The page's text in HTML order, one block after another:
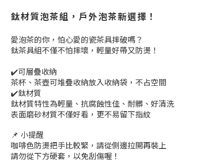
鈦材質泡茶組，戶外泡茶新選擇！
愛泡茶的你，怕心愛的瓷茶具摔破嗎？
鈦茶具組不僅不怕摔壞，輕量好帶又防燙！
✔️可層疊收納
茶杯、茶壺可堆疊收納放入收納袋， 不占空間
✔️鈦材質
鈦材質特性為輕量、抗腐蝕性佳、耐髒、好清洗
表面磨砂材質不僅好看，更不易留下指紋
📌 小提醒
咖啡色防燙把手比較緊，請從側邊拉開再裝上
請勿從下方硬套，以免刮傷喔！